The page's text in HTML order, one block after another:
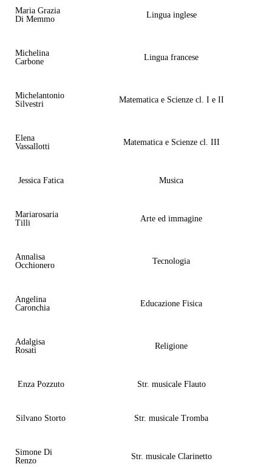
Maria Grazia
Di Memmo
Lingua inglese
Michelina
Carbone
Lingua francese
Michelantonio
Silvestri
Matematica e Scienze cl. I e II
Elena
Vassallotti
Matematica e Scienze cl. III
Jessica Fatica Musica
Mariarosaria
Tilli
Arte ed immagine
Annalisa
Occhionero
Tecnologia
Angelina
Caronchia
Educazione Fisica
Adalgisa
Rosati
Religione
Enza Pozzuto Str. musicale Flauto
Silvano Storto Str. musicale Tromba
Simone Di
Renzo
Str. musicale Clarinetto